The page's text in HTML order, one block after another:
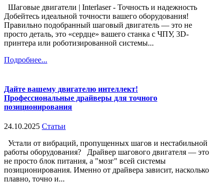
Шаговые двигатели | Interlaser - Точность и надежность
Добейтесь идеальной точности вашего оборудования!
Правильно подобранный шаговый двигатель — это не
просто деталь, это «сердце» вашего станка с ЧПУ, 3D-
принтера или роботизированной системы...
Подробнее...
Дайте вашему двигателю интеллект!
Профессиональные драйверы для точного
позиционирования
24.10.2025 Статьи
Устали от вибраций, пропущенных шагов и нестабильной
работы оборудования? Драйвер шагового двигателя — это
не просто блок питания, а "мозг" всей системы
позиционирования. Именно от драйвера зависит, насколько
плавно, точно и...